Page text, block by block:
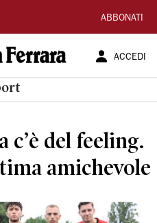
ABBONATI
ACCEDI
c’è del feeling.
amichevole